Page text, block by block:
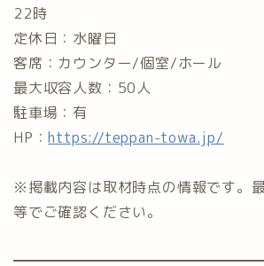
22時
定休日：水曜日
客席：カウンター/個室/ホール
最大収容人数：50人
駐車場：有
HP：https://teppan-towa.jp/
※掲載内容は取材時点の情報です。
等でご確認ください。